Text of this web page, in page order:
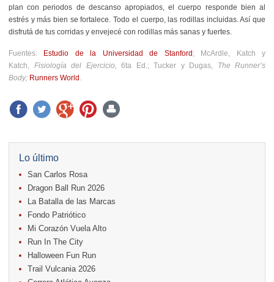
plan con periodos de descanso apropiados, el cuerpo responde bien al
estrés y más bien se fortalece. Todo el cuerpo, las rodillas incluidas. Así que
disfrutá de tus corridas y envejecé con rodillas más sanas y fuertes.
Fuentes: Estudio de la Universidad de Stanford; McArdle, Katch y
Katch, Fisiología del Ejercicio, 6ta Ed.; Tucker y Dugas,
The Runner’s
Body; Runners World
Lo último
San Carlos Rosa
Dragon Ball Run 2026
La Batalla de las Marcas
Fondo Patriótico
Mi Corazón Vuela Alto
Run In The City
Halloween Fun Run
Trail Vulcania 2026